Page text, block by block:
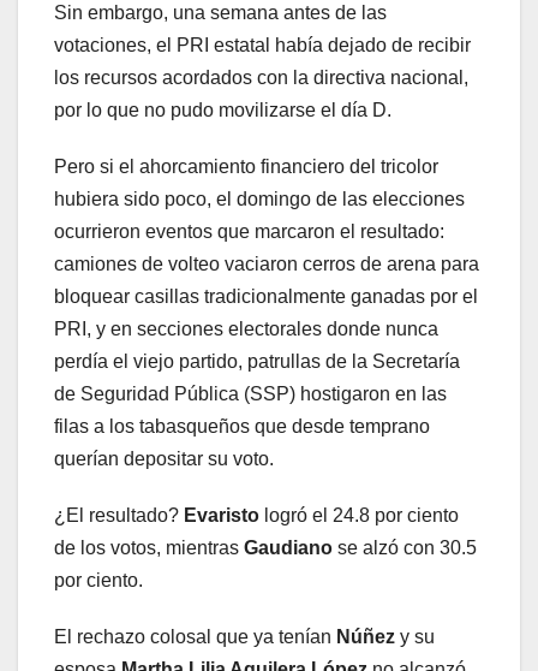
Sin embargo, una semana antes de las
votaciones, el PRI estatal había dejado de recibir
los recursos acordados con la directiva nacional,
por lo que no pudo movilizarse el día D.
Pero si el ahorcamiento financiero del tricolor
hubiera sido poco, el domingo de las elecciones
ocurrieron eventos que marcaron el resultado:
camiones de volteo vaciaron cerros de arena para
bloquear casillas tradicionalmente ganadas por el
PRI, y en secciones electorales donde nunca
perdía el viejo partido, patrullas de la Secretaría
de Seguridad Pública (SSP) hostigaron en las
filas a los tabasqueños que desde temprano
querían depositar su voto.
¿El resultado? Evaristo logró el 24.8 por ciento
de los votos, mientras Gaudiano se alzó con 30.5
por ciento.
El rechazo colosal que ya tenían Núñez y su